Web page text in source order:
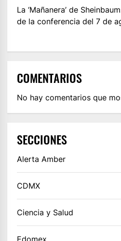
La ‘Mañanera’ de
de la conferencia del 7 de
COMENTARIOS
No hay comentarios que
SECCIONES
Alerta Amber
CDMX
Ciencia y Salud